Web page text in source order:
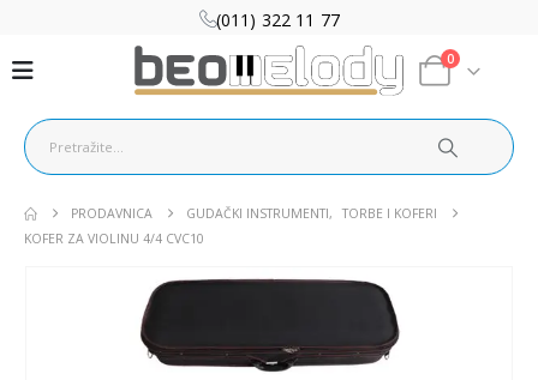
(011) 322 11 77
0
PRODAVNICA GUDAČKI INSTRUMENTI,
TORBE I KOFERI
KOFER ZA VIOLINU 4/4 CVC10